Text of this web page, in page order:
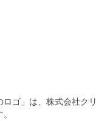
ロゴ」は、株式会社クリ